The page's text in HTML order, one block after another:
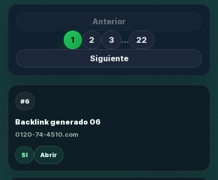
Anterior
1
2 3 …
22
Siguiente
#6
Backlink generado 06
0120-74-4510.com
SI Abrir